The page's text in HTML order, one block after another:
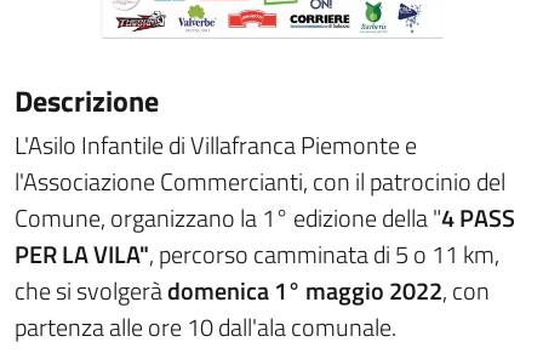
Descrizione
L'Asilo Infantile di Villafranca Piemonte e
l'Associazione Commercianti, con il patrocinio del
Comune, organizzano la 1° edizione della "4 PASS
PER LA VILA", percorso camminata di 5 o 11 km,
che si svolgeràdomenica 1° maggio 2022, con
partenza alle ore 10 dall'ala comunale.